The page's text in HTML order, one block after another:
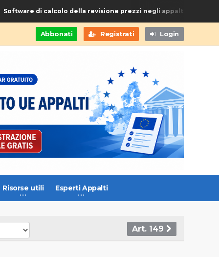
di calcolo della revisione prezzi negli appalti di
Abbonati Registrati Login
Risorse utili Esperti Appalti
Art. 149